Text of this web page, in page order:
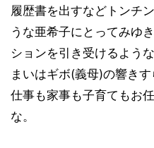
履歴書を出すなどトンチ
うな亜希子にとってみゆ
ションを引き受けるよう
まいはギボ(義母)の響き
仕事も家事も子育てもお
な。